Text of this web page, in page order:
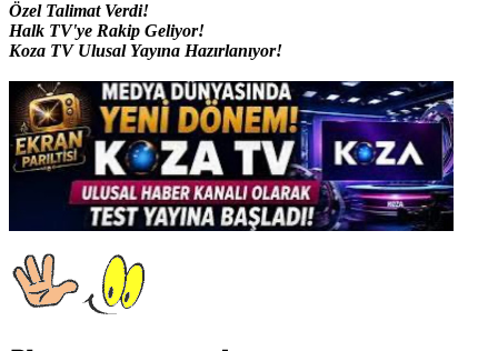
Özel Talimat Verdi!
Halk TV'ye Rakip Geliyor!
Koza TV Ulusal Yayına Hazırlanıyor!